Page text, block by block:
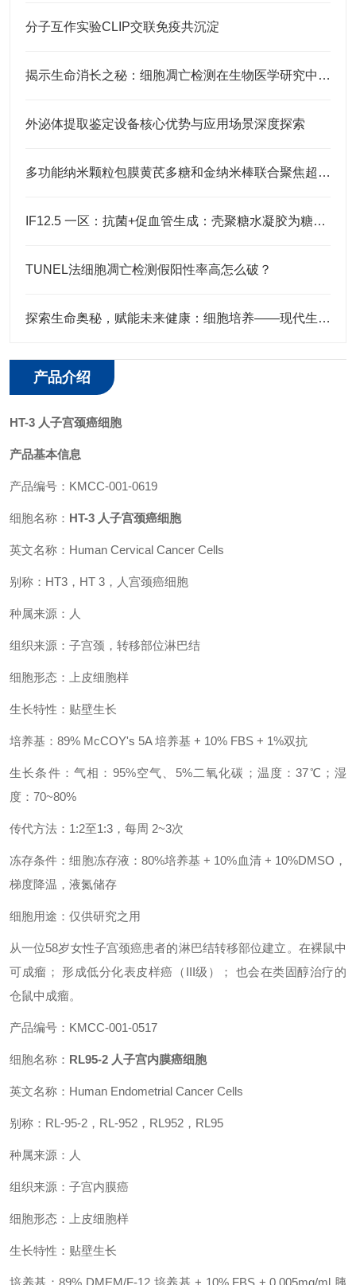
分子互作实验CLIP交联免疫共沉淀
揭示生命消长之秘：细胞凋亡检测在生物医学研究中的应用
外泌体提取鉴定设备核心优势与应用场景深度探索
多功能纳米颗粒包膜黄芪多糖和金纳米棒联合聚焦超声治疗乳腺癌
IF12.5 一区：抗菌+促血管生成：壳聚糖水凝胶为糖尿病足治疗注入新希望
TUNEL法细胞凋亡检测假阳性率高怎么破？
探索生命奥秘，赋能未来健康：细胞培养——现代生物医学研究的基石
产品介绍
HT-3 人子宫颈癌细胞
产品基本信息
产品编号：KMCC-001-0619
细胞名称： HT-3 人子宫颈癌细胞
英文名称：Human Cervical Cancer Cells
别称：HT3，HT 3，人宫颈癌细胞
种属来源：人
组织来源：子宫颈，转移部位淋巴结
细胞形态：上皮细胞样
生长特性：贴壁生长
培养基：89% McCOY's 5A 培养基 + 10% FBS + 1%双抗
生长条件：气相：95%空气、5%二氧化碳；温度：37℃；湿
度：70~80%
传代方法：1:2至1:3，每周 2~3次
冻存条件：细胞冻存液：80%培养基 + 10%血清 + 10%DMSO，
梯度降温，液氮储存
细胞用途：仅供研究之用
从一位58岁女性子宫颈癌患者的淋巴结转移部位建立。在裸鼠中
可成瘤； 形成低分化表皮样癌（III级）； 也会在类固醇治疗的
仓鼠中成瘤。
产品编号：KMCC-001-0517
细胞名称： RL95-2 人子宫内膜癌细胞
英文名称：Human Endometrial Cancer Cells
别称：RL-95-2，RL-952，RL952，RL95
种属来源：人
组织来源：子宫内膜癌
细胞形态：上皮细胞样
生长特性：贴壁生长
培养基：89% DMEM/F-12 培养基 + 10% FBS + 0.005mg/ml 胰